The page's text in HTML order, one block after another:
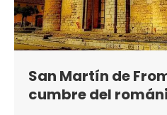
San Martín de
cumbre del